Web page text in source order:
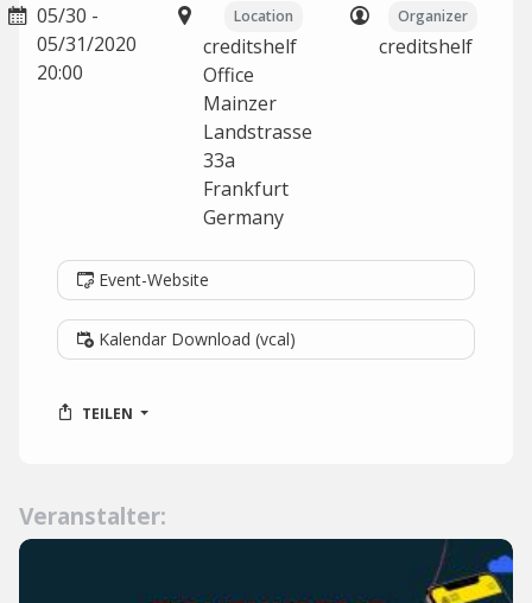
05/30 -
05/31/2020
20:00
Location
creditshelf
Office
Mainzer
Landstrasse
33a
Frankfurt
Germany
Organizer
creditshelf
Event-Website
Kalendar Download (vcal)
TEILEN
Veranstalter: